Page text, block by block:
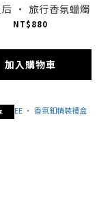
后 · 旅行香氛蠟燭
NT$880
加入購物車